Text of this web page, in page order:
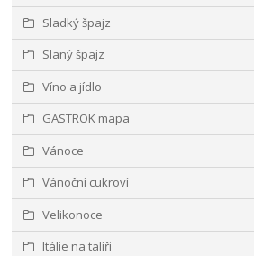
Sladký špajz
Slaný špajz
Víno a jídlo
GASTROK mapa
Vánoce
Vánoční cukroví
Velikonoce
Itálie na talíři